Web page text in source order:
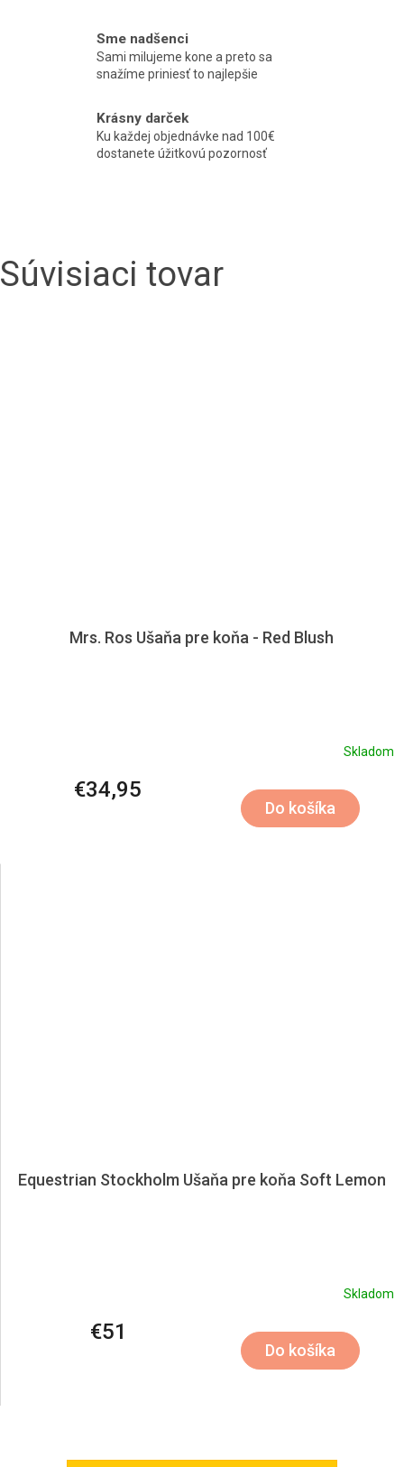
Sme nadšenci
Sami milujeme kone a preto sa
snažíme priniesť to najlepšie
Krásny darček
Ku každej objednávke nad 100€
dostanete úžitkovú pozornosť
Súvisiaci tovar
Mrs. Ros Ušaňa pre koňa - Red Blush
Skladom
€34,95
Do košíka
Equestrian Stockholm Ušaňa pre koňa Soft Lemon
Skladom
€51
Do košíka